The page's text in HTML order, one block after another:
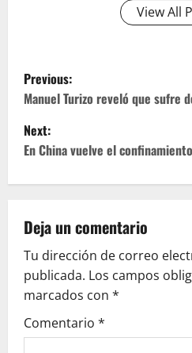
View All
P
o
s
a
v
i
g
Previous:
Manuel Turizo reveló que sufre
Next:
En China vuelve el
Deja un comentario
Tu dirección de correo
publicada. Los campos
marcados con *
Comentario *